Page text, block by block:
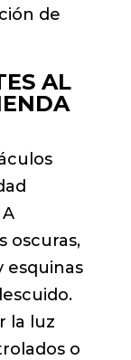
de
AL
oscuras,
esquinas
la luz
o